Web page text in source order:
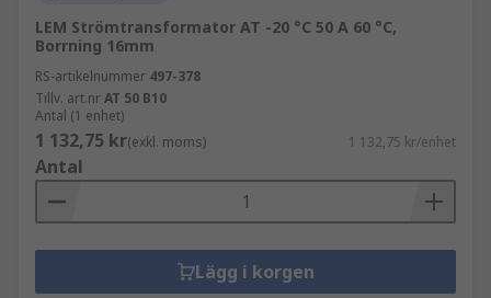
LEM Strömtransformator AT -20 °C 50 A 60 °C,
Borrning 16mm
RS-artikelnummer 497-378
Tillv. art.nrAT 50 B10
Antal (1 enhet)
1 132,75 kr(exkl. moms) 1 132,75 kr/enhet
Antal
Lägg i korgen